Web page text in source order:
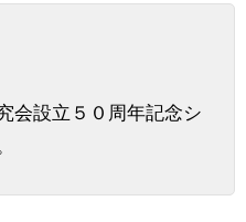
会設立５０周年記念シ